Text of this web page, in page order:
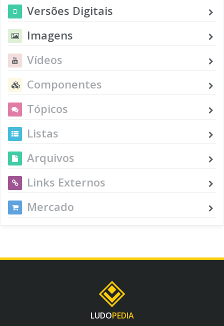
Versões Digitais
Imagens
Vídeos
Componentes
Tópicos
Listas
Arquivos
Links Externos
Mercado
LUDOPEDIA